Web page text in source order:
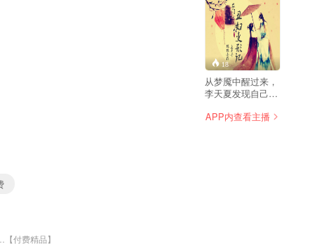
18
从梦魇中醒过来，
李天夏发现自己竟
农妇身上！ 貌丑，
APP内查看主播
付费精品】